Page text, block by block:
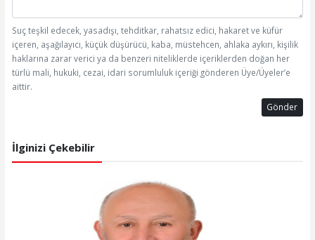
Suç teşkil edecek, yasadışı, tehditkar, rahatsız edici, hakaret ve küfür
içeren, aşağılayıcı, küçük düşürücü, kaba, müstehcen, ahlaka aykırı, kişilik
haklarına zarar verici ya da benzeri niteliklerde içeriklerden doğan her
türlü mali, hukuki, cezai, idari sorumluluk içeriği gönderen Üye/Üyeler’e
aittir.
Gönder
İlginizi Çekebilir